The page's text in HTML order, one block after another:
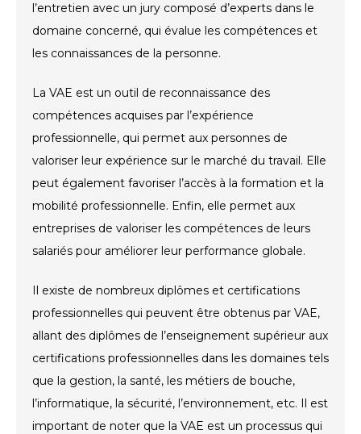
l’entretien avec un jury composé d’experts dans le
domaine concerné, qui évalue les compétences et
les connaissances de la personne.
La VAE est un outil de reconnaissance des
compétences acquises par l’expérience
professionnelle, qui permet aux personnes de
valoriser leur expérience sur le marché du travail. Elle
peut également favoriser l’accès à la formation et la
mobilité professionnelle. Enfin, elle permet aux
entreprises de valoriser les compétences de leurs
salariés pour améliorer leur performance globale.
Il existe de nombreux diplômes et certifications
professionnelles qui peuvent être obtenus par VAE,
allant des diplômes de l’enseignement supérieur aux
certifications professionnelles dans les domaines tels
que la gestion, la santé, les métiers de bouche,
l’informatique, la sécurité, l’environnement, etc. Il est
important de noter que la VAE est un processus qui